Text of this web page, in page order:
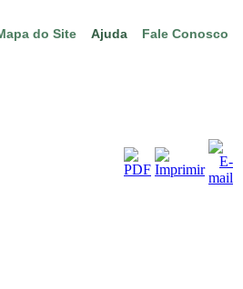
do Site Ajuda Fale Conosco